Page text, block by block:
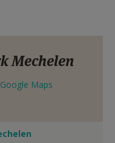
Mechelen
Google Maps